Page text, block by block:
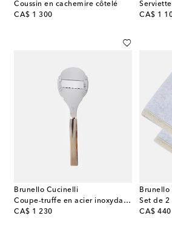
Coussin en cachemire côtelé
CA$ 1 300
original price
CA$ 1
original
Brunello Cucinelli
Coupe-truffe en acier inoxydable et corne
CA$ 1 230
original price
Set de 2
CA$ 440
original